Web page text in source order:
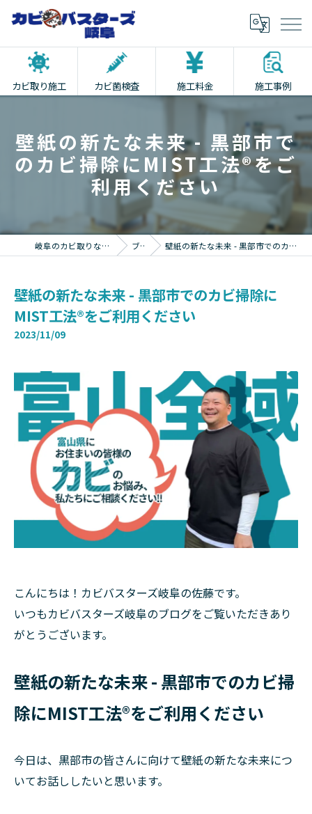
カビ取り施工 カビ菌検査 施工料金 施工事例
壁紙の新たな未来 - 黒部市で
のカビ掃除にMIST工法®をご
利用ください
岐阜のカビ取りならカビバスターズ岐阜 ブログ 壁紙の新たな未来 - 黒部市でのカビ掃除にMIST工法®をご利用ください
壁紙の新たな未来 - 黒部市でのカビ掃除に
MIST工法®をご利用ください
2023/11/09
こんにちは！カビバスターズ岐阜の佐藤です。
いつもカビバスターズ岐阜のブログをご覧いただきあり
がとうございます。
壁紙の新たな未来 - 黒部市でのカビ掃
除にMIST工法®をご利用ください
今日は、黒部市の皆さんに向けて壁紙の新たな未来につ
いてお話ししたいと思います。